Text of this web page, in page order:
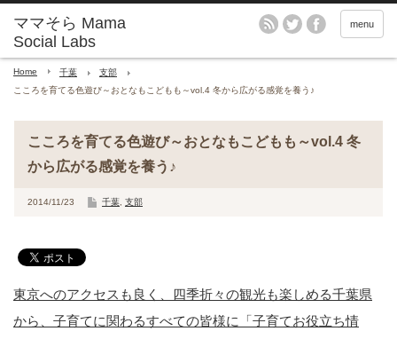
menu
Home 千葉
支部
こころを育てる色遊び～おとなもこどもも～vol.4 冬から広がる感覚を養う♪
こころを育てる色遊び～おとなもこどもも～vol.4 冬
から広がる感覚を養う♪
2014/11/23 千葉 支部
東京へのアクセスも良く、四季折々の観光も楽しめる千葉県
から、子育てに関わるすべての皆様に「子育てお役立ち情